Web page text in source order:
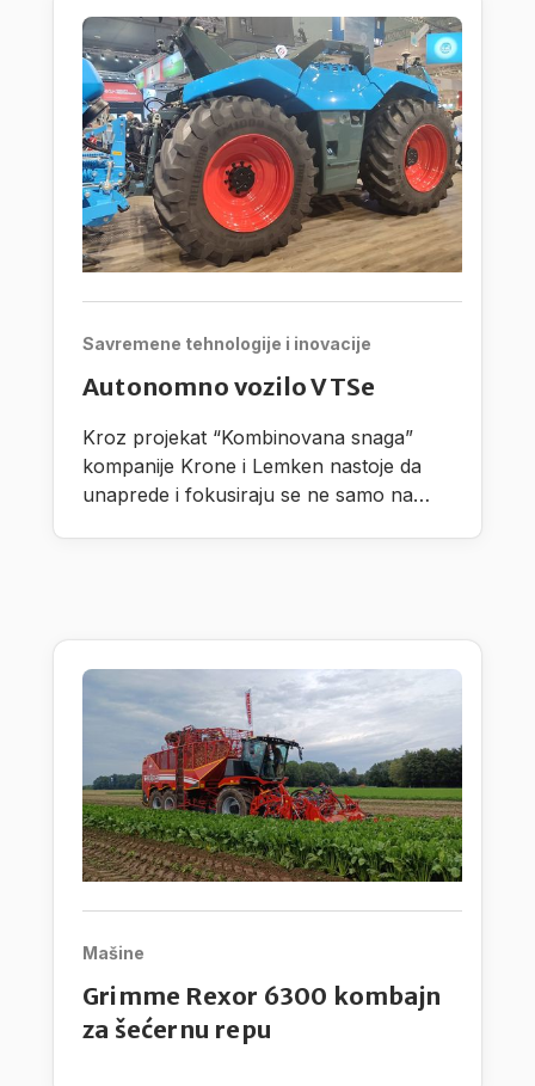
Savremene tehnologije i inovacije
Autonomno vozilo VTSe
Kroz projekat “Kombinovana snaga”
kompanije Krone i Lemken nastoje da
unaprede i fokusiraju se ne samo na
Mašine
Grimme Rexor 6300 kombajn
za šećernu repu